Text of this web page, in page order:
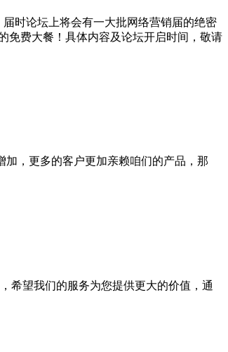
时论坛上将会有一大批网络营销届的绝密
免费大餐！具体内容及论坛开启时间，敬请
，更多的客户更加亲赖咱们的产品，那
希望我们的服务为您提供更大的价值，通